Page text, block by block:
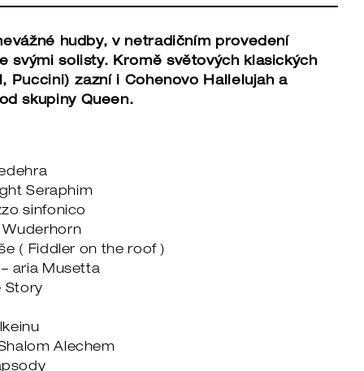
hudby, v netradičním provedení
svými solisty. Kromě světových klasických
Puccini) zazní i Cohenovo Hallelujah a
skupiny Queen.
Seraphim
sinfonico
Wuderhorn
( Fiddler on the roof )
aria Musetta
Story
Alechem